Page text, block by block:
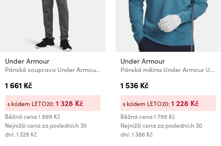
Under Armour
Pánská souprava Under Armour UA Knit Track Suit
1 661 Kč
Běžná cena1 899 Kč
Nejnižší cena za posledních 30
dní: 1 329 Kč
s kódem LETO20:1 328 Kč
Under Armour
Pánská mikina Under Armour UA MatchPlay 1/4 Zip
1 536 Kč
Běžná cena1 799 Kč
Nejnižší cena za posledních 30
dní: 1 386 Kč
s kódem LETO20:1 228 Kč